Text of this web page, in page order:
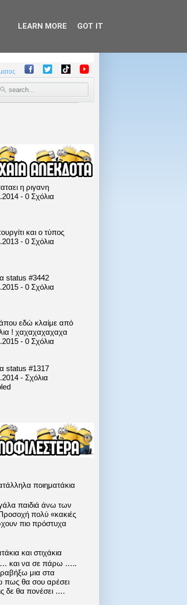
η ριγανη
- 0 Σχόλια
και ο τύπος
- 0 Σχόλια
status #3442
- 0 Σχόλια
εδώ κλαίμε από
! χαχαχαχαχαχα
- 0 Σχόλια
status #1317
- Σχόλια
ποιηματάκια
παιδιά άνω των
πολύ «κακιές
πιο πρόστυχα
και στιχάκια
… και να σε πάρω …..
μια στα
πως θα σου αρέσει
δε θα πονέσει ….
LEARN MORE GOT IT